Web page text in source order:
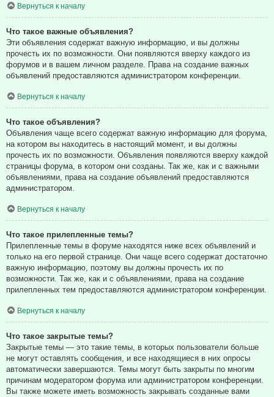
Вернуться к началу
Что такое важные объявления?
Эти объявления содержат важную информацию, и вы должны
прочесть их по возможности. Они появляются вверху каждого из
форумов и в вашем личном разделе. Права на создание важных
объявлений предоставляются администратором конференции.
Вернуться к началу
Что такое объявления?
Объявления чаще всего содержат важную информацию для форума,
на котором вы находитесь в настоящий момент, и вы должны
прочесть их по возможности. Объявления появляются вверху каждой
страницы форума, в котором они созданы. Так же, как и с важными
объявлениями, права на создание объявлений предоставляются
администратором.
Вернуться к началу
Что такое прилепленные темы?
Прилепленные темы в форуме находятся ниже всех объявлений и
только на его первой странице. Они чаще всего содержат достаточно
важную информацию, поэтому вы должны прочесть их по
возможности. Так же, как и с объявлениями, права на создание
прилепленных тем предоставляются администратором конференции.
Вернуться к началу
Что такое закрытые темы?
Закрытые темы — это такие темы, в которых пользователи больше
не могут оставлять сообщения, и все находящиеся в них опросы
автоматически завершаются. Темы могут быть закрыты по многим
причинам модератором форума или администратором конференции.
Вы также можете иметь возможность закрывать созданные вами